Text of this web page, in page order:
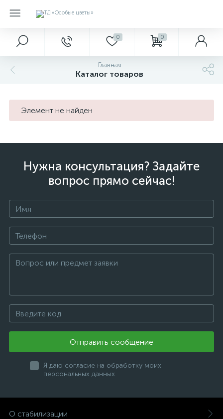
0 0
Главная
Каталог товаров
Элемент не найден
Нужна консультация? Задайте
вопрос прямо сейчас!
Отправить сообщение
Я даю согласие на обработку моих
персональных данных
О стабилизации